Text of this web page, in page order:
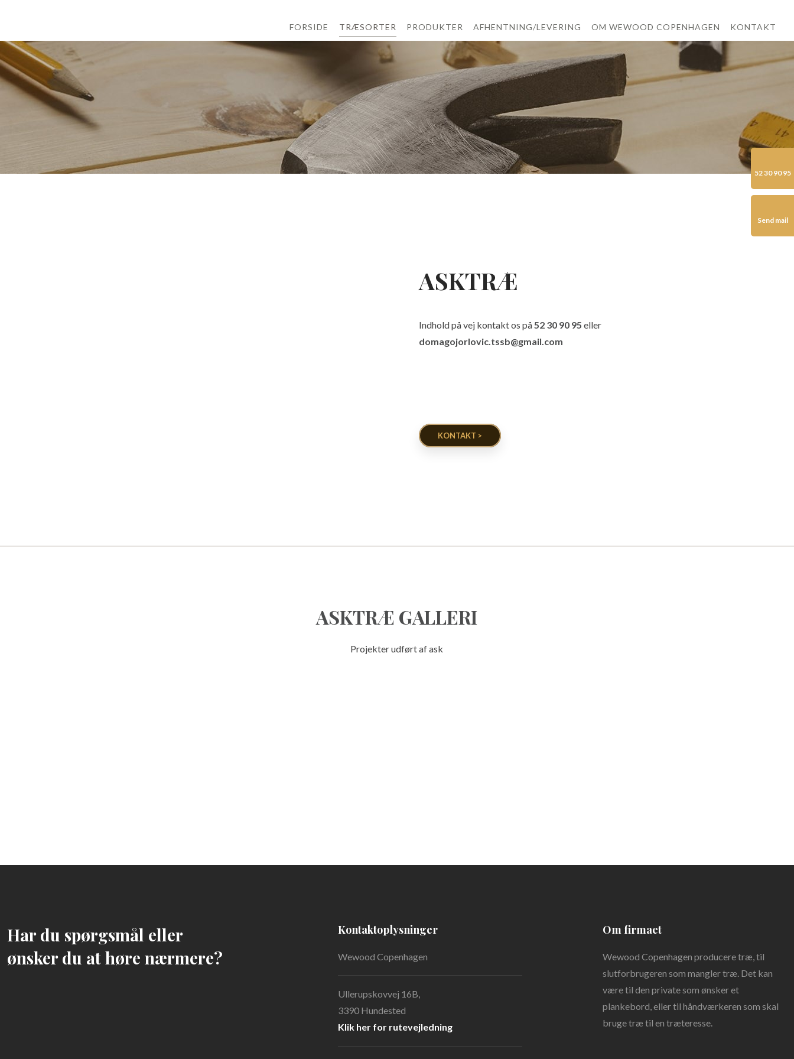
52 30 90 95
Send mail
FORSIDE TRÆSORTER PRODUKTER AFHENTNING/LEVERING OM WEWOOD COPENHAGEN KONTAKT
ASKTRÆ
Indhold på vej kontakt os på 52 30 90 95 eller
domagojorlovic.tssb@gmail.com
KONTAKT >
ASKTRÆ GALLERI
Projekter udført af ask
Har du spørgsmål eller
​ønsker du at høre nærmere?
Kontakt​oplysninger
​Wewood Copenhagen​
Ullerupskovvej 16B,
​3390 Hundested
Klik her for rutevejledning
Om ​firmaet
Wewood Copenhagen producere træ, til
slutforbrugeren som mangler træ. Det kan
være til den private som ønsker et
plankebord, eller til håndværkeren som skal
bruge træ til en træteresse.